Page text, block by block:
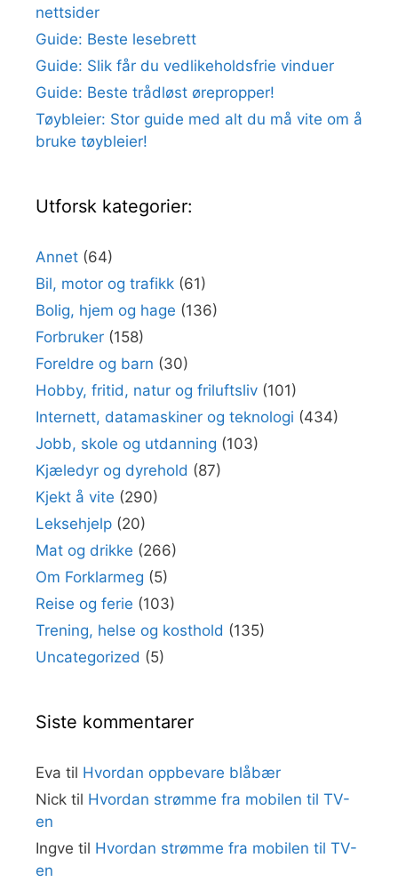
nettsider
Guide: Beste lesebrett
Guide: Slik får du vedlikeholdsfrie vinduer
Guide: Beste trådløst ørepropper!
Tøybleier: Stor guide med alt du må vite om å
bruke tøybleier!
Utforsk kategorier:
Annet (64)
Bil, motor og trafikk (61)
Bolig, hjem og hage (136)
Forbruker (158)
Foreldre og barn (30)
Hobby, fritid, natur og friluftsliv (101)
Internett, datamaskiner og teknologi (434)
Jobb, skole og utdanning (103)
Kjæledyr og dyrehold (87)
Kjekt å vite (290)
Leksehjelp (20)
Mat og drikke (266)
Om Forklarmeg (5)
Reise og ferie (103)
Trening, helse og kosthold (135)
Uncategorized (5)
Siste kommentarer
Eva til Hvordan oppbevare blåbær
Nick til Hvordan strømme fra mobilen til TV-
en
Ingve til Hvordan strømme fra mobilen til TV-
en